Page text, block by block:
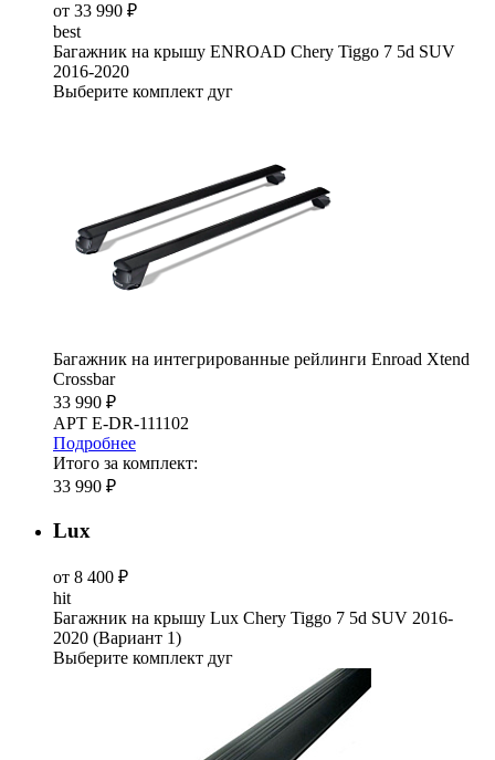
от 33 990 ₽
best
Багажник на крышу ENROAD Chery Tiggo 7 5d SUV
2016-2020
Выберите комплект дуг
Багажник на интегрированные рейлинги Enroad Xtend
Crossbar
33 990 ₽
АРТ E-DR-111102
Подробнее
Итого за комплект:
33 990 ₽
Lux
от 8 400 ₽
hit
Багажник на крышу Lux Chery Tiggo 7 5d SUV 2016-
2020 (Вариант 1)
Выберите комплект дуг